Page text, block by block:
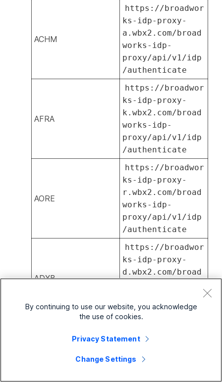
ACHM
https://broadwor
ks-idp-proxy-
a.wbx2.com/broad
works-idp-
proxy/api/v1/idp
/authenticate
AFRA
https://broadwor
ks-idp-proxy-
k.wbx2.com/broad
works-idp-
proxy/api/v1/idp
/authenticate
AORE
https://broadwor
ks-idp-proxy-
r.wbx2.com/broad
works-idp-
proxy/api/v1/idp
/authenticate
ADXB
https://broadwor
ks-idp-proxy-
d.wbx2.com/broad
/authenticate
ks-idp-proxy-
works-idp-
By continuing to use our website, you acknowledge
the use of cookies.
Privacy Statement
Change Settings